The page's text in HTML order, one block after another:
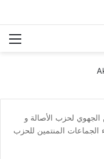
لحزب الأصالة و
المنتمين للحزب